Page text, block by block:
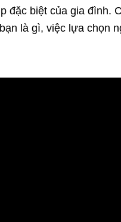
biệt của gia đình.
là gì, việc lựa chọn